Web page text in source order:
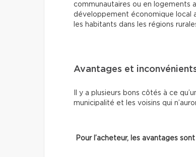
communautaires ou en logements
développement économique local
les habitants dans les régions
Avantages et
Il y a plusieurs bons côtés à ce
municipalité et les voisins qui
Pour l’acheteur, les avantages sont